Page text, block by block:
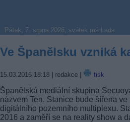
Pátek, 7. srpna 2026, svátek má Lada
Ve Španělsku vzniká
15.03.2016 18:18 | redakce | tisk
Španělská mediální skupina
názvem Ten. Stanice bude šířena
digitálního pozemního multiplexu.
2016 a zaměří se na reality show a